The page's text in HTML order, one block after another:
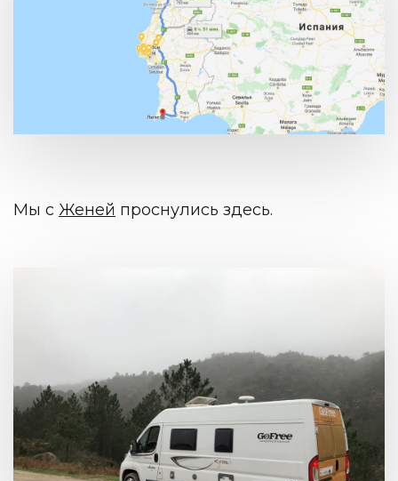
Мы с Женей проснулись здесь.